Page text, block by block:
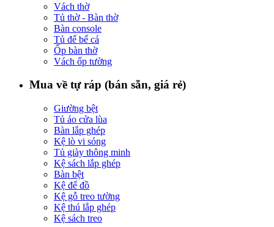
Vách thờ
Tủ thờ - Bàn thờ
Bàn console
Tủ để bể cá
Ốp bàn thờ
Vách ốp tường
Mua về tự ráp (bán sẵn, giá rẻ)
Giường bệt
Tủ áo cửa lùa
Bàn lắp ghép
Kệ lò vi sóng
Tủ giày thông minh
Kệ sách lắp ghép
Bàn bệt
Kệ để đồ
Kệ gỗ treo tường
Kệ thú lắp ghép
Kệ sách treo